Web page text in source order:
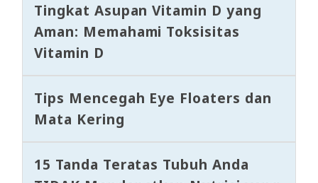
Tingkat Asupan Vitamin D yang
Aman: Memahami Toksisitas
Vitamin D
Tips Mencegah Eye Floaters dan
Mata Kering
15 Tanda Teratas Tubuh Anda